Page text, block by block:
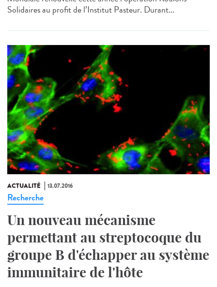
Solidaires au profit de l’Institut Pasteur. Durant...
ACTUALITÉ 13.07.2016
Recherche
Un nouveau mécanisme
permettant au streptocoque du
groupe B d'échapper au système
immunitaire de l'hôte